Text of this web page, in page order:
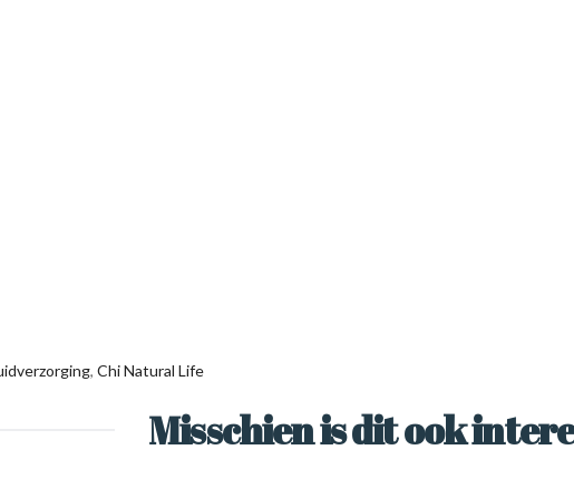
, Chi Natural Life
Misschien is dit ook